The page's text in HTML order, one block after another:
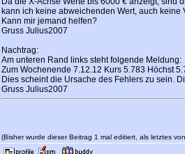
kann ich keine abweichenden Wert, auch
Kann mir jemand helfen?
Gruss Julius2007
Nachtrag:
Am unteren Rand links steht folgende Meldung:
Zum Wochenende 7.12.12 Kurs 5.783 Höchst
Dies scheint die Ursache des Fehlers zu sein.
Gruss Julius2007
(Bisher wurde dieser Beitrag 1 mal editiert, als letztes